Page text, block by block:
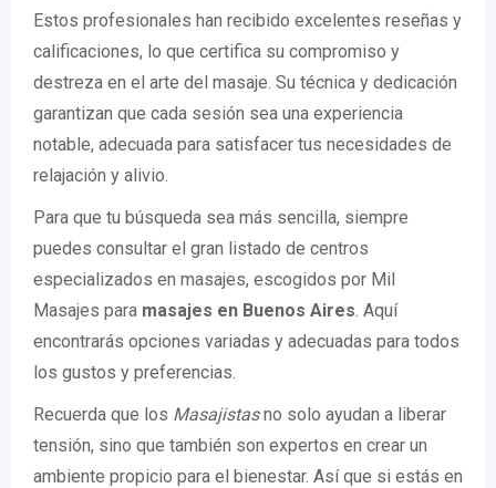
Estos profesionales han recibido excelentes reseñas y
calificaciones, lo que certifica su compromiso y
destreza en el arte del masaje. Su técnica y dedicación
garantizan que cada sesión sea una experiencia
notable, adecuada para satisfacer tus necesidades de
relajación y alivio.
Para que tu búsqueda sea más sencilla, siempre
puedes consultar el gran listado de centros
especializados en masajes, escogidos por Mil
Masajes para masajes en Buenos Aires. Aquí
encontrarás opciones variadas y adecuadas para todos
los gustos y preferencias.
Recuerda que los Masajistasno solo ayudan a liberar
tensión, sino que también son expertos en crear un
ambiente propicio para el bienestar. Así que si estás en